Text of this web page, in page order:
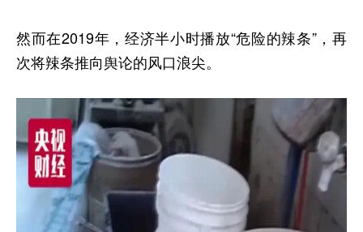
然而在2019年，经济半小时播放“危险的辣条”，再
次将辣条推向舆论的风口浪尖。